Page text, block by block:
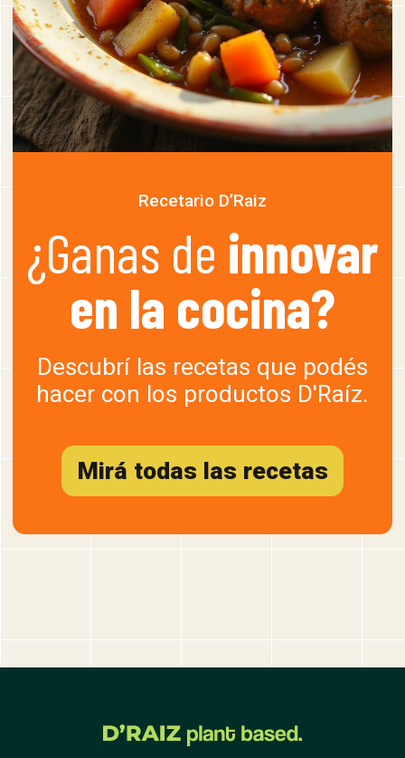
Recetario D’Raiz
¿Ganas de innovar
en la cocina?
Descubrí las recetas que podés
hacer con los productos D'Raíz.
Mirá todas las recetas